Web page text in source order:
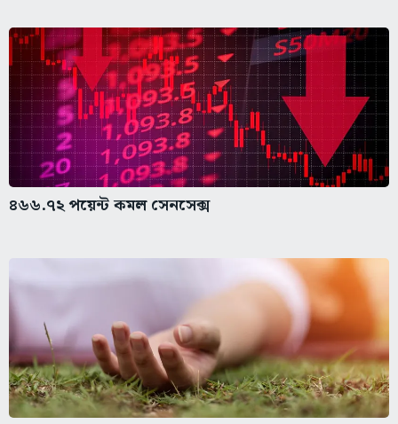
৪৬৬.৭২ পয়েন্ট কমল সেনসেক্স